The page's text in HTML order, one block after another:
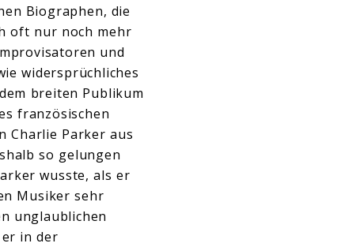
Biographen, die
oft nur noch mehr
und
widersprüchliches
breiten Publikum
französischen
Charlie Parker aus
so gelungen
wusste, als er
Musiker sehr
unglaublichen
in der